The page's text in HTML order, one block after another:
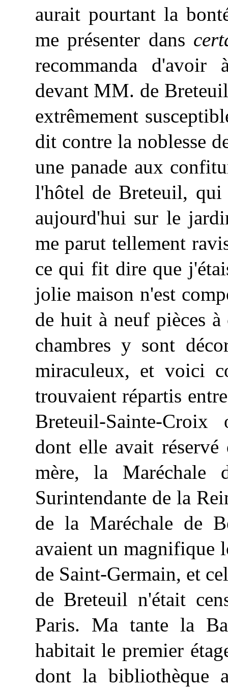
aurait pourtant la
me présenter dans
recommanda d'avoir
devant MM. de
extrêmement
dit contre la noblesse
une panade aux
l'hôtel de Breteuil, qui
aujourd'hui sur le
me parut tellement
ce qui fit dire que
jolie maison n'est
de huit à neuf pièces à
chambres y sont
miraculeux, et voici
trouvaient répartis
Breteuil-Sainte-Croix
dont elle avait
mère, la Maréchale
Surintendante de la
de la Maréchale de
avaient un magnifique
de Saint-Germain, et
de Breteuil n'était
Paris. Ma tante la
habitait le premier
dont la bibliothèque